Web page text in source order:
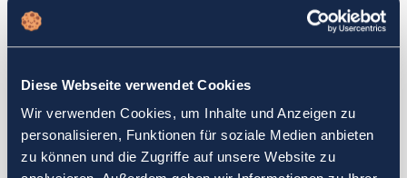
Diese Webseite verwendet Cookies
Wir verwenden Cookies, um Inhalte und Anzeigen zu
personalisieren, Funktionen für soziale Medien anbieten
zu können und die Zugriffe auf unsere Website zu